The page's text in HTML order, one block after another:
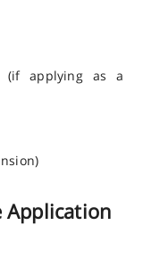
(if applying as a
Application